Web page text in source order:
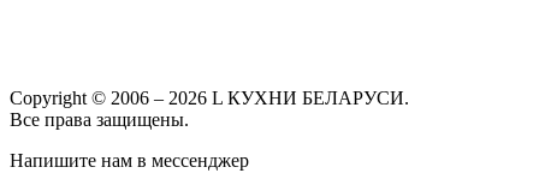
Copyright © 2006 – 2026 L КУХНИ БЕЛАРУСИ.
Все права защищены.
Напишите нам в мессенджер